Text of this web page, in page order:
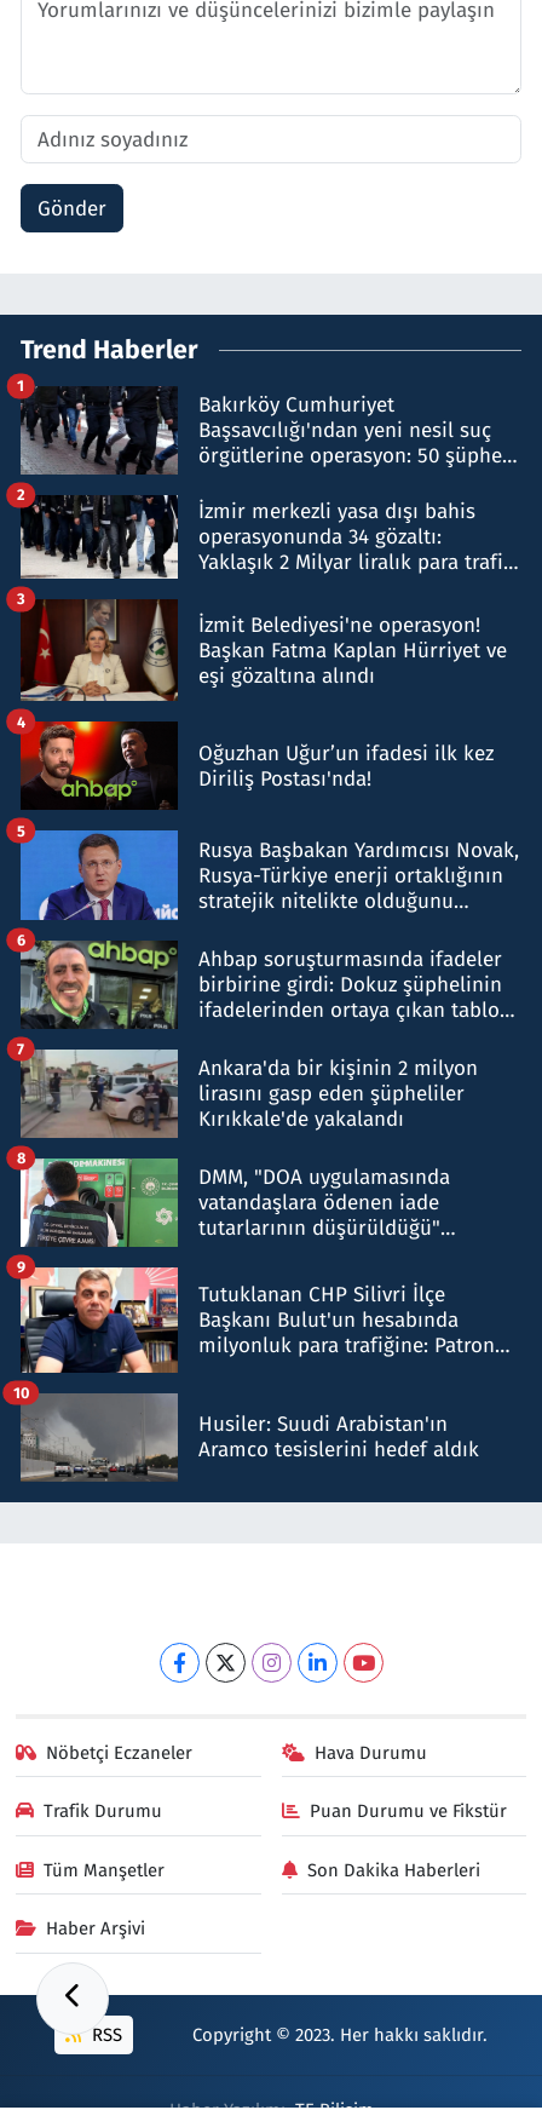
Gönder
Trend Haberler
Bakırköy Cumhuriyet
Başsavcılığı'ndan yeni nesil suç
örgütlerine operasyon: 50 şüpheli
1
İzmir merkezli yasa dışı bahis
operasyonunda 34 gözaltı:
Yaklaşık 2 Milyar liralık para trafiği
2
İzmit Belediyesi'ne operasyon!
Başkan Fatma Kaplan Hürriyet ve
eşi gözaltına alındı
3
Oğuzhan Uğur’un ifadesi ilk kez
Diriliş Postası'nda!
4
Rusya Başbakan Yardımcısı Novak,
Rusya-Türkiye enerji ortaklığının
stratejik nitelikte olduğunu
5
Ahbap soruşturmasında ifadeler
birbirine girdi: Dokuz şüphelinin
ifadelerinden ortaya çıkan tablo
6
Ankara'da bir kişinin 2 milyon
lirasını gasp eden şüpheliler
Kırıkkale'de yakalandı
7
DMM, "DOA uygulamasında
vatandaşlara ödenen iade
tutarlarının düşürüldüğü"
8
Tutuklanan CHP Silivri İlçe
Başkanı Bulut'un hesabında
milyonluk para trafiğine: Patron
9
Husiler: Suudi Arabistan'ın
Aramco tesislerini hedef aldık
10
Nöbetçi Eczaneler Hava Durumu
Trafik Durumu Puan Durumu ve Fikstür
Tüm Manşetler Son Dakika Haberleri
Haber Arşivi
RSS Copyright © 2023. Her hakkı saklıdır.